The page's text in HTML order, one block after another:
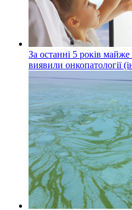
За останні 5 років
виявили онкопатології